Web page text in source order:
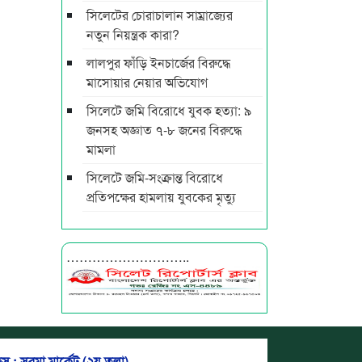
সিলেটের চোরাচালান সাম্রাজ্যের
নতুন নিয়ন্ত্রক কারা?
লালপুর ফাঁড়ি ইনচার্জের বিরুদ্ধে
মাসোয়ার নেয়ার অভিযোগ
সিলেটে জমি বিরোধে যুবক হত্যা: ৯
জনসহ অজ্ঞাত ৭-৮ জনের বিরুদ্ধে
মামলা
সিলেটে জমি-সংক্রান্ত বিরোধে
প্রতিপক্ষের হামলায় যুবকের মৃত্যু
………………………..